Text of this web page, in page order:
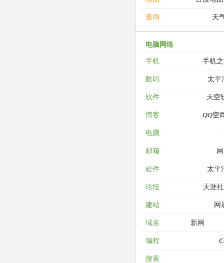
查询 天
电脑网络
手机
手机
数码 太平
软件 天空
博客 QQ空
电脑
邮箱
硬件 太平
论坛 天涯
建站 网
域名 新网
编程
搜索